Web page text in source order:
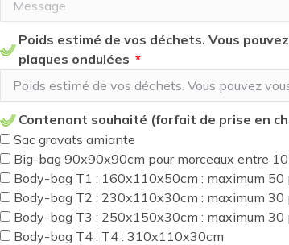
Poids estimé de vos déchets. Vous
plaques ondulées
Contenant souhaité (forfait de prise en
Sac gravats amiante
Big-bag 90x90x90cm pour morceaux entre
Body-bag T1 : 160x110x50cm : maximum 50
Body-bag T2 : 230x110x30cm : maximum 30
Body-bag T3 : 250x150x30cm : maximum 30
Body-bag T4 : T4 : 310x110x30cm